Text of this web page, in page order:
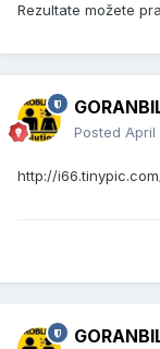
Rezultate možete
Posted April
http://